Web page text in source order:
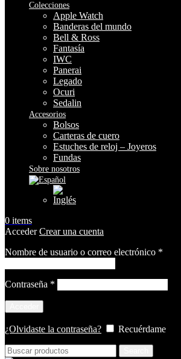
Colecciones
Apple Watch
Banderas del mundo
Bell & Ross
Fantasía
IWC
Panerai
Legado
Ocuri
Sedalin
Accesorios
Bolsos
Carteras de cuero
Estuches de reloj – Joyeros
Fundas
Sobre nosotros
0 items
AccederCrear una cuenta
Nombre de usuario o correo electrónico *
Contraseña *
¿Olvidaste la contraseña? Recuérdame